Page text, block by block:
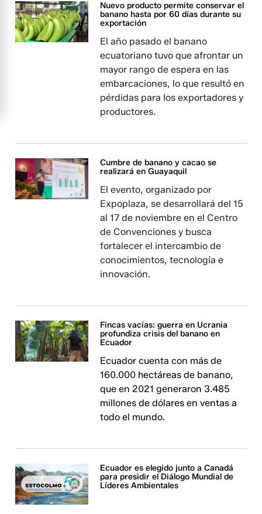
Nuevo producto permite conservar el
banano hasta por 60 días durante su
exportación
El año pasado el banano
ecuatoriano tuvo que afrontar un
mayor rango de espera en las
embarcaciones, lo que resultó en
pérdidas para los exportadores y
productores.
Cumbre de banano y cacao se
realizará en Guayaquil
El evento, organizado por
Expoplaza, se desarrollará del 15
al 17 de noviembre en el Centro
de Convenciones y busca
fortalecer el intercambio de
conocimientos, tecnología e
innovación.
Fincas vacías: guerra en Ucrania
profundiza crisis del banano en
Ecuador
Ecuador cuenta con más de
160.000 hectáreas de banano,
que en 2021 generaron 3.485
millones de dólares en ventas a
todo el mundo.
Ecuador es elegido junto a Canadá
para presidir el Diálogo Mundial de
Líderes Ambientales